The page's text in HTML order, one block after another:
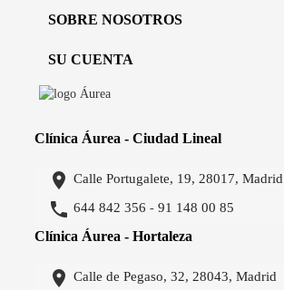
SOBRE NOSOTROS
SU CUENTA
Clínica Áurea - Ciudad Lineal
 Calle Portugalete, 19, 28017, Madrid
 644 842 356 -91 148 00 85
Clínica Áurea - Hortaleza
 Calle de Pegaso, 32, 28043, Madrid